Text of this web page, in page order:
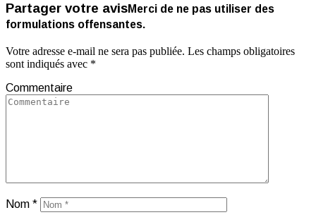
Partager votre avisMerci de ne pas utiliser des
formulations offensantes.
Votre adresse e-mail ne sera pas publiée. Les champs obligatoires
sont indiqués avec *
Commentaire
Nom *